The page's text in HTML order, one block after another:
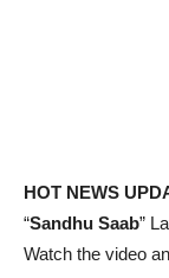
HOT NEWS
“Sandhu Saab”
Watch the video